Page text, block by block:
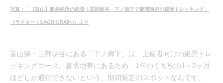
写真：「【富山】断崖絶壁の絶景！黒部峡谷・下ノ廊下で期間限定の秘境トレッキング」
（ライター：SAORIGRAPH）より
富山県・黒部峡谷にある「下ノ廊下」は、上級者向けの絶景トレ
ッキングコース。豪雪地帯にあるため、1年のうち秋の1～2ヶ月
ほどしか通行できないという、期間限定のスポットなんです。